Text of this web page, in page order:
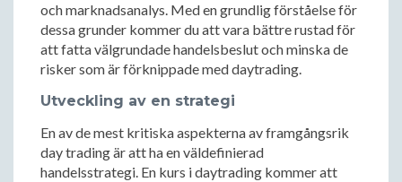
och marknadsanalys. Med en grundlig förståelse för
dessa grunder kommer du att vara bättre rustad för
att fatta välgrundade handelsbeslut och minska de
risker som är förknippade med daytrading.
Utveckling av en strategi
En av de mest kritiska aspekterna av framgångsrik
day trading är att ha en väldefinierad
handelsstrategi. En kurs i daytrading kommer att